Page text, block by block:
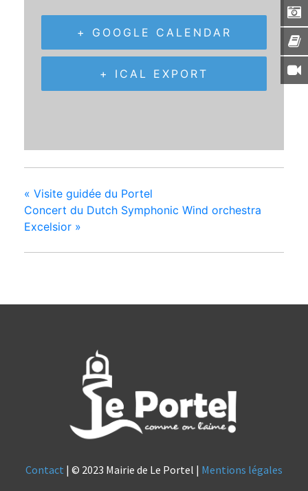
+ GOOGLE CALENDAR
+ ICAL EXPORT
« Visite guidée du Portel
Concert du Dutch Symphonic Wind orchestra
Excelsior »
Contact | © 2023 Mairie de Le Portel | Mentions légales